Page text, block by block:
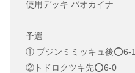
使用デッキ パオカイナ
予選
① ブジンミミッキュ後⭕️6-1
②トドロクツキ先⭕️6-0